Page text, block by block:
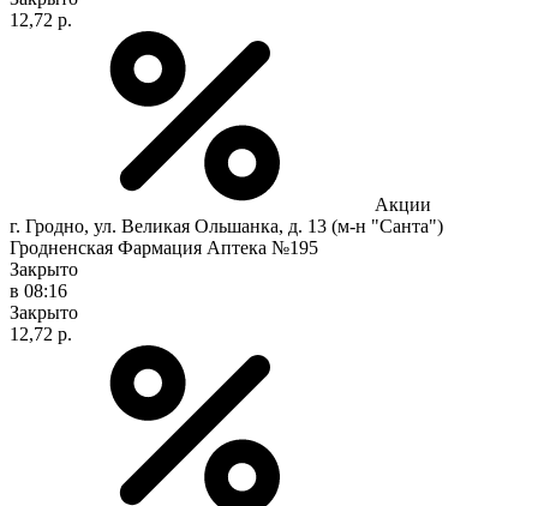
12,72 р.
Акции
г. Гродно, ул. Великая Ольшанка, д. 13 (м-н "Санта")
Гродненская Фармация Аптека №195
Закрыто
в 08:16
Закрыто
12,72 р.